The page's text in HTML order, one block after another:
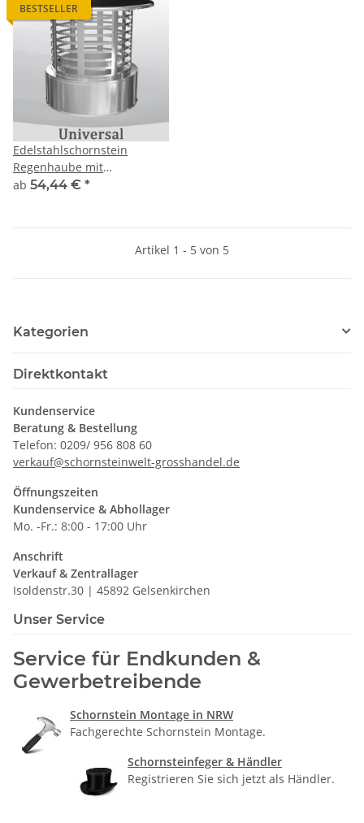
BESTSELLER
Edelstahlschornstein
Regenhaube mit
Funkenschutz
ab 54,44 € *
Artikel 1 - 5 von 5
Kategorien
Direktkontakt
Kundenservice
Beratung & Bestellung
Telefon: 0209/ 956 808 60
verkauf@schornsteinwelt-grosshandel.de
Öffnungszeiten
Kundenservice & Abhollager
Mo. -Fr.: 8:00 - 17:00 Uhr
Anschrift
Verkauf & Zentrallager
Isoldenstr.30 | 45892 Gelsenkirchen
Unser Service
Service für Endkunden &
Gewerbetreibende
Schornstein Montage in NRW
Fachgerechte Schornstein Montage.
Schornsteinfeger & Händler
Registrieren Sie sich jetzt als Händler.